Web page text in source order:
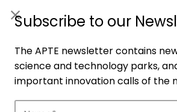
Subscribe to our
The APTE newsletter contains
science and technology parks,
important innovation calls of the